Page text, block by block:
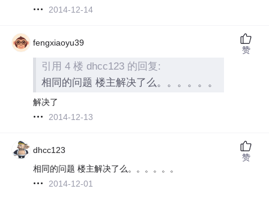
2014-12-14
fengxiaoyu39
引用 4 楼 dhcc123 的回复:
相同的问题 楼主解决了么。。。。。。
解决了
2014-12-13
赞
dhcc123
相同的问题 楼主解决了么。。。。。。
2014-12-01
赞